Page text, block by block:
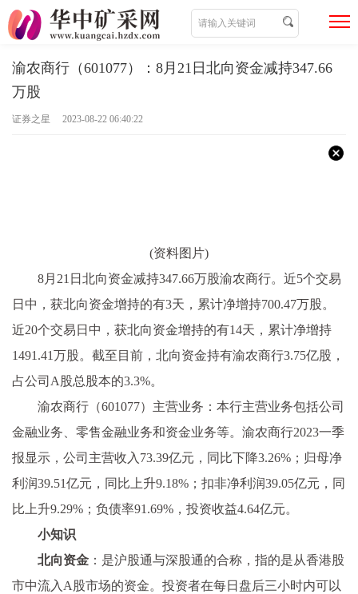
渝农商行（601077）：8月21日北向资金减持347.66
万股
证券之星 2023-08-22 06:40:22
(资料图片)
8月21日北向资金减持347.66万股渝农商行。近5个交易
日中，获北向资金增持的有3天，累计净增持700.47万股。
近20个交易日中，获北向资金增持的有14天，累计净增持
1491.41万股。截至目前，北向资金持有渝农商行3.75亿股，
占公司A股总股本的3.3%。
渝农商行（601077）主营业务：本行主营业务包括公司
金融业务、零售金融业务和资金业务等。渝农商行2023一季
报显示，公司主营收入73.39亿元，同比下降3.26%；归母净
利润39.51亿元，同比上升9.18%；扣非净利润39.05亿元，同
比上升9.29%；负债率91.69%，投资收益4.64亿元。
小知识
北向资金 ：是沪股通与深股通的合称，指的是从香港股
市中流入A股市场的资金。投资者在每日盘后三小时内可以